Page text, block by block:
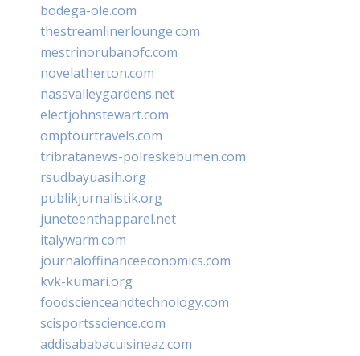
bodega-ole.com
thestreamlinerlounge.com
mestrinorubanofc.com
novelatherton.com
nassvalleygardens.net
electjohnstewart.com
omptourtravels.com
tribratanews-polreskebumen.com
rsudbayuasih.org
publikjurnalistik.org
juneteenthapparel.net
italywarm.com
journaloffinanceeconomics.com
kvk-kumari.org
foodscienceandtechnology.com
scisportsscience.com
addisababacuisineaz.com